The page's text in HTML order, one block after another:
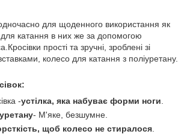
для щоденного використання як
для катання в них же за допомогою
прості та зручні, зроблені зі
колесо для катання з поліуретану.
-устілка, яка набуває форми ноги
- М'яке, безшумне.
щоб колесо не стиралося